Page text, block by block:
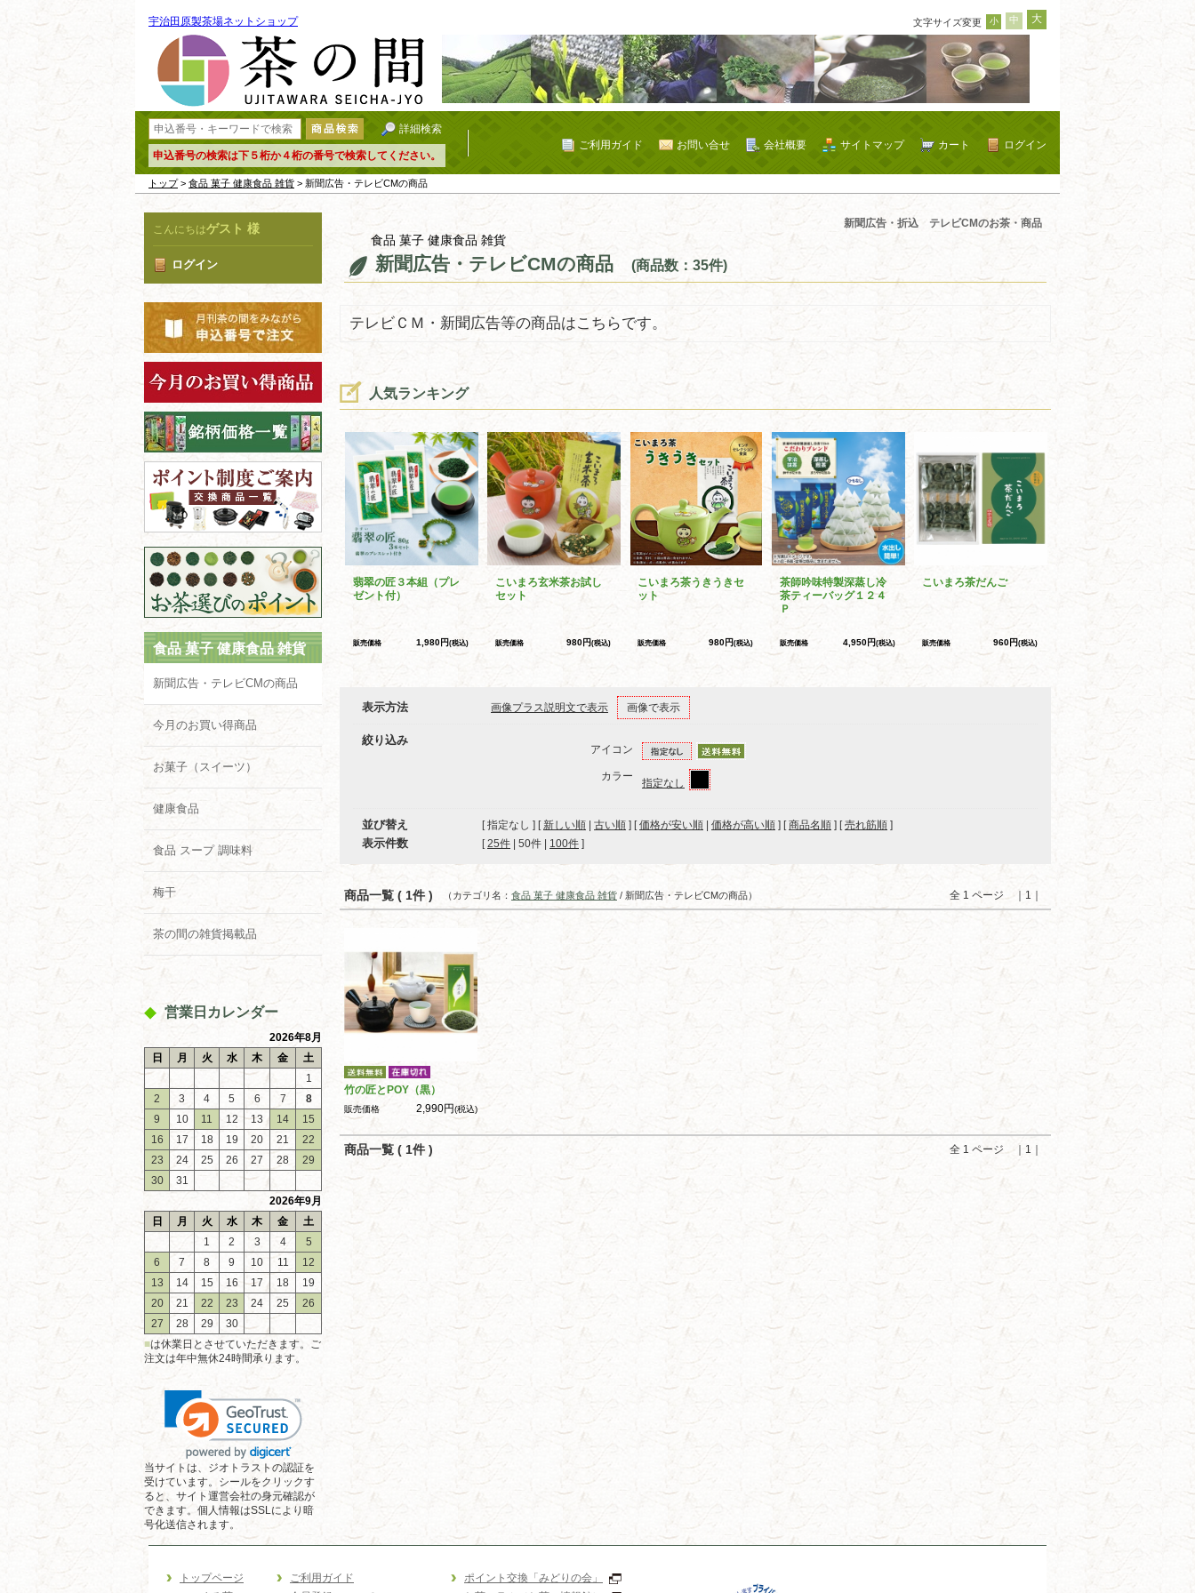
宇治田原製茶場ネットショップ 文字サイズ変更 小 中 大
詳細検索
申込番号の検索は下５桁か４桁の番号で検索してください。
ログイン
カート
サイトマップ
会社概要
お問い合せ
ご利用ガイド
トップ> 食品 菓子 健康食品 雑貨 > 新聞広告・テレビCMの商品
こんにちはゲスト 様
ログイン
食品 菓子 健康食品 雑貨
新聞広告・テレビCMの商品
今月のお買い得商品
お菓子（スイーツ）
健康食品
食品 スープ 調味料
梅干
茶の間の雑貨掲載品
営業日カレンダー
2026年8月
日
月 火 水 木 金
土
1
2
3 4 5 6 7
8
9
10 11 12 13 14
15
16
17 18 19 20 21
22
23
24 25 26 27 28
29
30
31
2026年9月
日
月 火 水 木 金
土
1
2 3 4
5
6
7 8 9 10 11
12
13
14 15 16 17 18
19
20
21 22 23 24 25
26
27
28 29
30
■は休業日とさせていただきます。ご
注文は年中無休24時間承ります。
当サイトは、ジオトラストの認証を
受けています。シールをクリックす
ると、サイト運営会社の身元確認が
できます。個人情報はSSLにより暗
号化送信されます。
新聞広告・折込 テレビCMのお茶・商品
食品 菓子 健康食品 雑貨
新聞広告・テレビCMの商品 (商品数：35件)
テレビＣＭ・新聞広告等の商品はこちらです。
人気ランキング
翡翠の匠３本組（プレ
ゼント付）
販売価格 1,980円(税込)
こいまろ玄米茶お試し
セット
販売価格 980円(税込)
こいまろ茶うきうきセ
ット
販売価格 980円(税込)
茶師吟味特製深蒸し冷
茶ティーバッグ１２４
Ｐ
販売価格 4,950円(税込)
こいまろ茶だんご
販売価格 960円(税込)
表示方法 画像プラス説明文で表示 画像で表示
絞り込み
アイコン
カラー
指定なし
並び替え [ 指定なし ] [ 新しい順 古い順 ] [価格が安い順 価格が高い順 ] [商品名順 ] [売れ筋順 ]
表示件数 [ 25件 50件 100件 ]
商品一覧 ( 1件 ) 全 1 ページ ｜1｜
（カテゴリ名： 食品 菓子 健康食品 雑貨 / 新聞広告・テレビCMの商品）
竹の匠とPOY（黒）
販売価格 2,990円(税込)
商品一覧 ( 1件 ) 全 1 ページ ｜1｜
トップページ
ご利用ガイド
ポイント交換「みどりの会」